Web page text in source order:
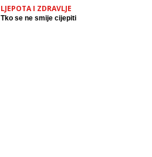
LJEPOTA I ZDRAVLJE
Tko se ne smije cijepiti